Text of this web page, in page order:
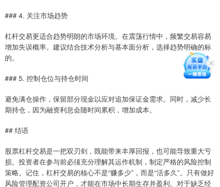
### 4. 关注市场趋势
杠杆交易更适合趋势明朗的市场环境。在震荡行情中，频繁交易容易
增加失误概率。建议结合技术分析与基本面分析，选择趋势明确的标
的。
### 5. 控制仓位与持仓时间
避免满仓操作，保留部分现金以应对追加保证金需求。同时，减少长
期持仓，因为融资利息会随时间累积，增加成本。
## 结语
股票杠杆交易是一把双刃剑，既能带来丰厚回报，也可能导致重大亏
损。投资者在参与前必须充分理解其运作机制，制定严格的风险控制
策略。记住，杠杆交易的核心不是“赚多少”，而是“活多久”。只有做好
风险管理配资公司开户，才能在市场中长期生存并盈利。对于缺乏经